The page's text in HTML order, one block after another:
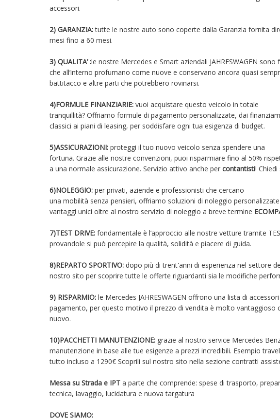
accessori.
2) GARANZIA:tutte le nostre auto sono coperte dalla Garanzia fornita
mesi fino a 60 mesi.
3) QUALITA’ :le nostre Mercedes e Smart aziendali JAHRESWAGEN
che all’interno profumano come nuove e conservano ancora quasi
battitacco e altre parti che potrebbero rovinarsi.
4)FORMULE FINANZIARIE: vuoi acquistare questo veicolo in totale
tranquillità? Offriamo formule di pagamento personalizzate, dai
classici ai piani di leasing, per soddisfare ogni tua esigenza di budget.
5)ASSICURAZIONI: proteggi il tuo nuovo veicolo senza spendere una
fortuna. Grazie alle nostre convenzioni, puoi risparmiare fino al 50%
a una normale assicurazione. Servizio attivo anche per contantisti!
6)NOLEGGIO: per privati, aziende e professionisti che cercano
una mobilità senza pensieri, offriamo soluzioni di noleggio
vantaggi unici oltre al nostro servizio di noleggio a breve termine
7)TEST DRIVE: fondamentale è l’approccio alle nostre vetture tramite
provandole si può percepire la qualità, solidità e piacere di guida.
8)REPARTO SPORTIVO: dopo più di trent'anni di esperienza nel settore
nostro sito per scoprire tutte le offerte riguardanti sia le modifiche
9) RISPARMIO: le Mercedes JAHRESWAGEN offrono una lista di
pagamento, per questo motivo il prezzo di vendita è molto vantaggioso
nuovo.
10)PACCHETTI MANUTENZIONE: grazie al nostro service Mercedes
manutenzione in base alle tue esigenze a prezzi incredibili. Esempio
tutto incluso a 1290€ Scoprili sul nostro sito nella sezione contratti
Messa su Strada e IPT a parte che comprende: spese di trasporto,
tecnica, lavaggio, lucidatura e nuova targatura
DOVE SIAMO: